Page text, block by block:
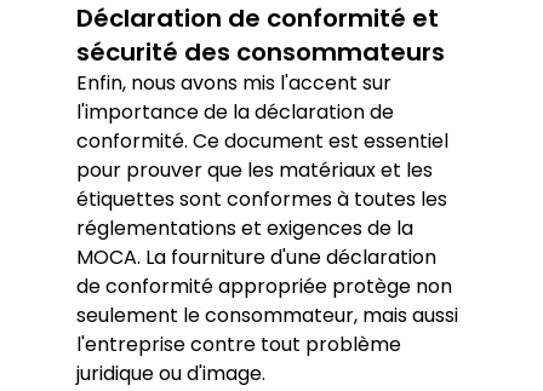
Déclaration de conformité et
sécurité des consommateurs
Enfin, nous avons mis l'accent sur
l'importance de la déclaration de
conformité. Ce document est essentiel
pour prouver que les matériaux et les
étiquettes sont conformes à toutes les
réglementations et exigences de la
MOCA. La fourniture d'une déclaration
de conformité appropriée protège non
seulement le consommateur, mais aussi
l'entreprise contre tout problème
juridique ou d'image.